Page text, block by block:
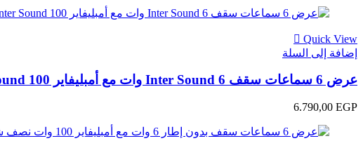
Quick View
إضافة إلى السلة
عرض 6 سماعات سقف Inter Sound 6 وات مع أمبليفاير Inter Sound 100 وات شاشة كاملة تاتش
6.790,00 EGP